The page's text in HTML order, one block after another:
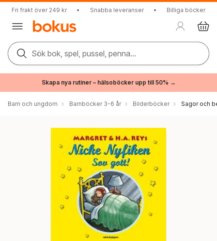
Fri frakt över 249 kr • Snabba leveranser • Billiga böcker
Sök bok, spel, pussel, penna...
Skapa nya rutiner – hälsoböcker upp till 50% →
Barn och ungdom Barnböcker 3-6 år Bilderböcker Sagor och